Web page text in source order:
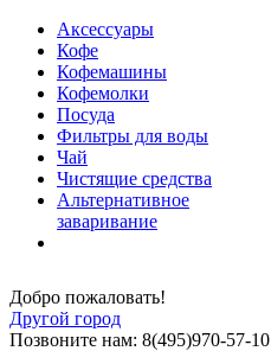
Аксессуары
Кофе
Кофемашины
Кофемолки
Посуда
Фильтры для воды
Чай
Чистящие средства
Альтернативное
заваривание
Добро пожаловать!
Другой город
Позвоните нам: 8(495)970-57-10